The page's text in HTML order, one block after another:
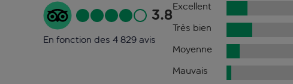
3.8
En fonction des 4 829 avis
Excellent
Très bien
Moyenne
Mauvais